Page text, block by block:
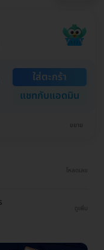
ใส่ตะกร้า
แชทกับแอดมิน
ขยาย
โหลดเลย
ดูเพิ่ม